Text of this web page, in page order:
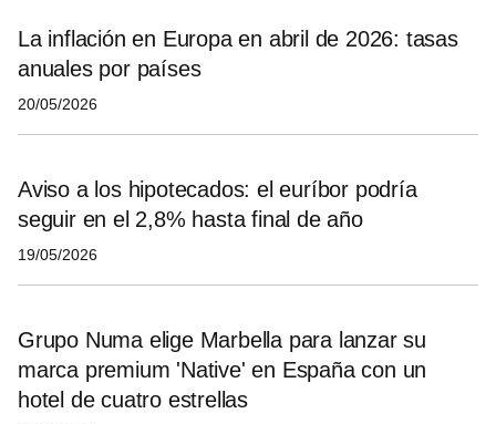
La inflación en Europa en abril de 2026: tasas
anuales por países
20/05/2026
Aviso a los hipotecados: el euríbor podría
seguir en el 2,8% hasta final de año
19/05/2026
Grupo Numa elige Marbella para lanzar su
marca premium 'Native' en España con un
hotel de cuatro estrellas